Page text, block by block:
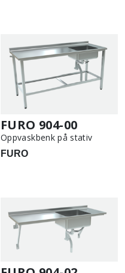
FURO 904-00
Oppvaskbenk på stativ
FURO